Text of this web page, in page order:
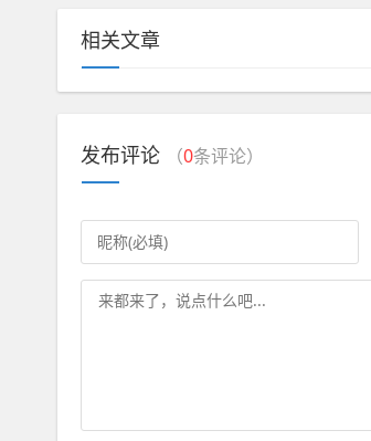
相关文章
发布评论 （0条评论）